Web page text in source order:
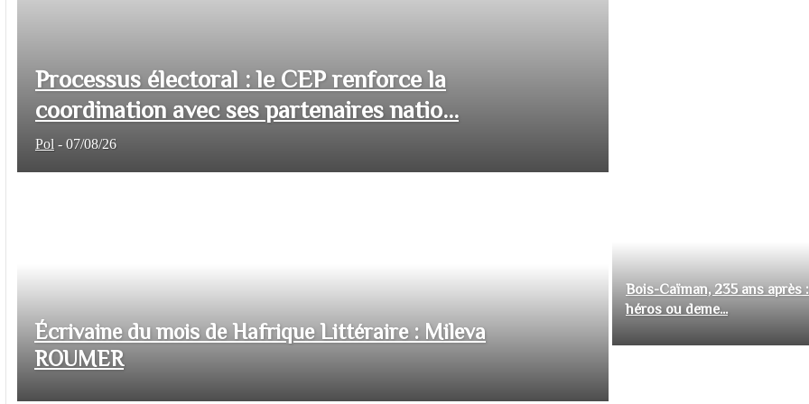
Processus électoral : le CEP renforce la
coordination avec ses partenaires natio...
Pol - 07/08/26
Écrivaine du mois de Hafrique Littéraire : Mileva
ROUMER
Bois-Caïman, 235 ans après
héros ou deme...